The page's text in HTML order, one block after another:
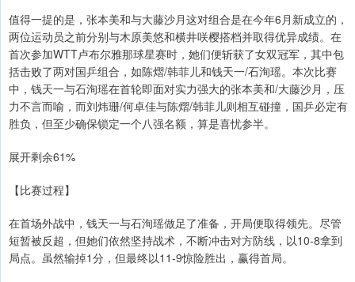
值得一提的是，张本美和与大藤沙月这对组合是在今年6月新成立的，
两位运动员之前分别与木原美悠和横井咲樱搭档并取得优异成绩。在
首次参加WTT卢布尔雅那球星赛时，她们便斩获了女双冠军，其中包
括击败了两对国乒组合，如陈熠/韩菲儿和钱天一/石洵瑶。本次比赛
中，钱天一与石洵瑶在首轮即面对实力强大的张本美和/大藤沙月，压
力不言而喻，而刘炜珊/何卓佳与陈熠/韩菲儿则相互碰撞，国乒必定有
胜负，但至少确保锁定一个八强名额，算是喜忧参半。
展开剩余61%
【比赛过程】
在首场外战中，钱天一与石洵瑶做足了准备，开局便取得领先。尽管
短暂被反超，但她们依然坚持战术，不断冲击对方防线，以10-8拿到
局点。虽然输掉1分，但最终以11-9惊险胜出，赢得首局。